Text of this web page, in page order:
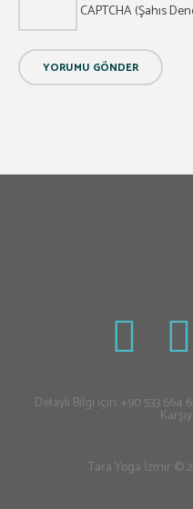
CAPTCHA (Şahıs
Detaylı Bilgi için: +90 533 664
Tara Yoga İzmir ©